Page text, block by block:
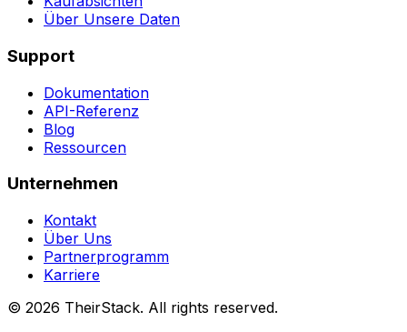
Über Unsere Daten
Support
Dokumentation
API-Referenz
Blog
Ressourcen
Unternehmen
Kontakt
Über Uns
Partnerprogramm
Karriere
© 2026 TheirStack. All rights reserved.